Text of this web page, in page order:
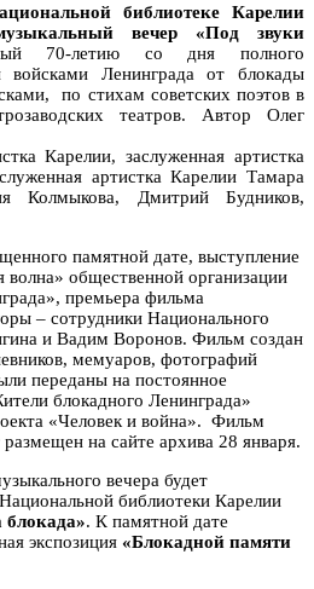
библиотеке Карелии
музыкальный вечер «Под звуки
70-летию со дня полного
войсками Ленинграда от блокады
по стихам советских поэтов в
театров. Автор Олег
Карелии, заслуженная артистка
артистка Карелии Тамара
Колмыкова, Дмитрий Будников,
памятной дате, выступление
волна» общественной организации
премьера фильма
– сотрудники Национального
и Вадим Воронов. Фильм создан
мемуаров, фотографий
переданы на постоянное
блокадного Ленинграда»
«Человек и война». Фильм
на сайте архива 28 января.
вечера будет
библиотеки Карелии
. К памятной дате
экспозиция «Блокадной памяти